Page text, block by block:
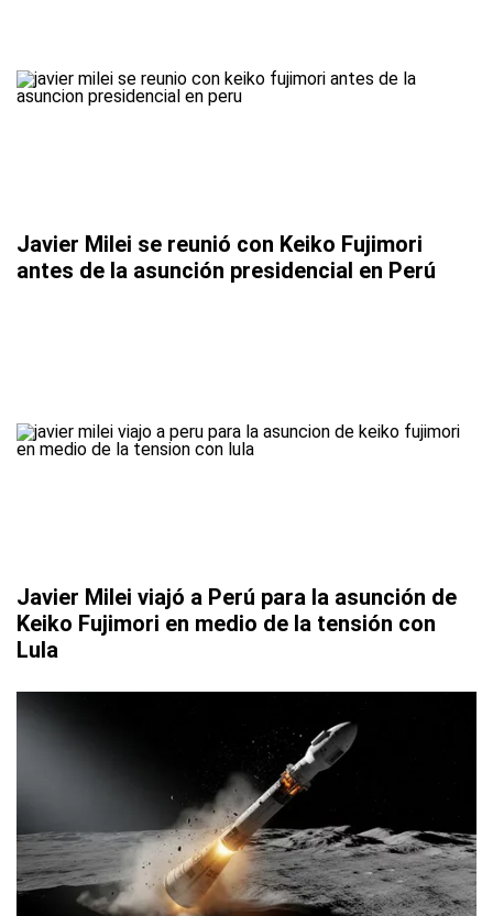
Javier Milei se reunió con Keiko Fujimori
antes de la asunción presidencial en Perú
Javier Milei viajó a Perú para la asunción de
Keiko Fujimori en medio de la tensión con
Lula